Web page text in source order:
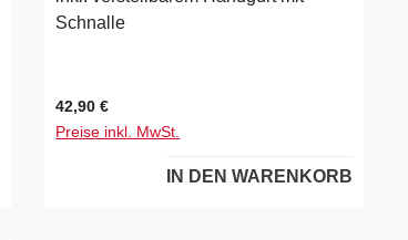
Schnalle
Regulärer Preis:
42,90 €
Preise inkl. MwSt.
IN DEN WARENKORB